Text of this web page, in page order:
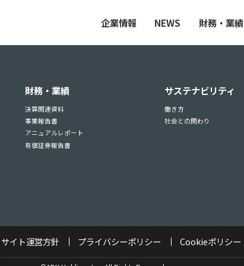
企業情報 NEWS 財務・業績
財務・業績
決算関連資料
事業報告書
アニュアルレポート
有価証券報告書
サステナビリティ
働き方
社会との関わり
サイト運営方針 プライバシーポリシー Cookieポリシー